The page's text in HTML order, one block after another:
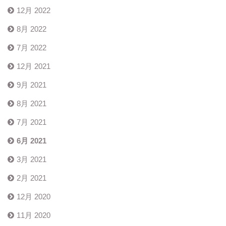
12月 2022
8月 2022
7月 2022
12月 2021
9月 2021
8月 2021
7月 2021
6月 2021
3月 2021
2月 2021
12月 2020
11月 2020